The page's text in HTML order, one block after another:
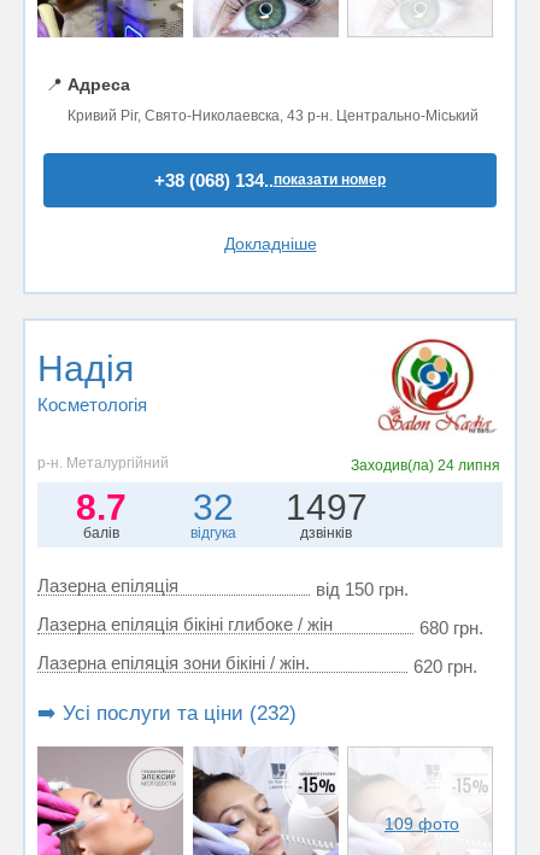
📍 Адреса
Кривий Ріг, Свято-Николаевска, 43 р-н. Центрально-Міський
+38 (068) 134..показати номер
Докладніше
Надія
Косметологія
р-н. Металургійний Заходив(ла) 24 липня
8.7
балів
32
відгука
1497
дзвінків
Лазерна епіляція
від 150 грн.
Лазерна епіляція бікіні глибоке / жін
680 грн.
Лазерна епіляція зони бікіні / жін.
620 грн.
➡️ Усі послуги та ціни (232)
109 фото